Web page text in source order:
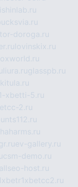
doroga.ru
lovinskix.ru
liura.ruglasspb.ru
xbetti-5.ru
2.ru
ev-gallery.ru
csm-demo.ru
allseo-host.ru